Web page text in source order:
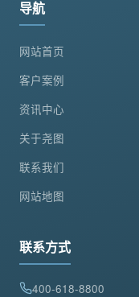
导航
网站首页
客户案例
资讯中心
关于尧图
联系我们
网站地图
联系方式
400-618-8800